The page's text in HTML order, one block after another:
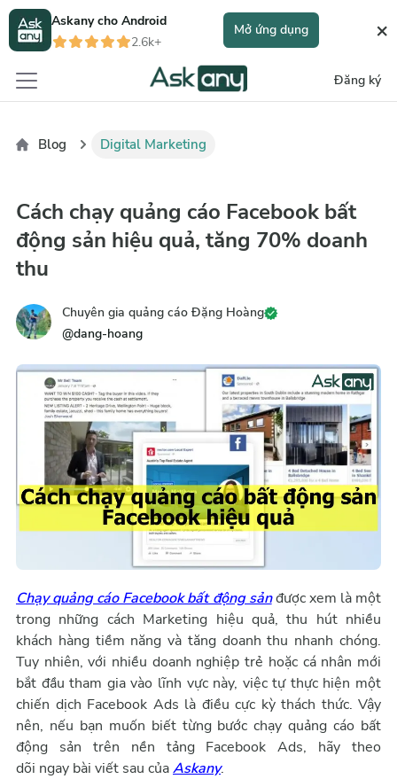
Askany cho Android
2.6k+
Mở ứng dụng ×
Đăng ký
Blog Digital Marketing
Cách chạy quảng cáo Facebook bất
động sản hiệu quả, tăng 70% doanh
thu
Chuyên gia quảng cáo Đặng Hoàng
@dang-hoang
Chạy quảng cáo Facebook bất động sảnđược xem là một
trong những cách Marketing hiệu quả, thu hút nhiều
khách hàng tiềm năng và tăng doanh thu nhanh chóng.
Tuy nhiên, với nhiều doanh nghiệp trẻ hoặc cá nhân mới
bắt đầu tham gia vào lĩnh vực này, việc tự thực hiện một
chiến dịch Facebook Ads là điều cực kỳ thách thức. Vậy
nên, nếu bạn muốn biết từng bước chạy quảng cáo bất
động sản trên nền tảng Facebook Ads, hãy theo
dõi ngay bài viết sau củaAskany.